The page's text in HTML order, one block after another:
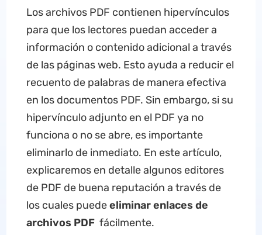
Los archivos PDF contienen hipervínculos
para que los lectores puedan acceder a
información o contenido adicional a través
de las páginas web. Esto ayuda a reducir el
recuento de palabras de manera efectiva
en los documentos PDF. Sin embargo, si su
hipervínculo adjunto en el PDF ya no
funciona o no se abre, es importante
eliminarlo de inmediato. En este artículo,
explicaremos en detalle algunos editores
de PDF de buena reputación a través de
los cuales puedeeliminar enlaces de
archivos PDFfácilmente.